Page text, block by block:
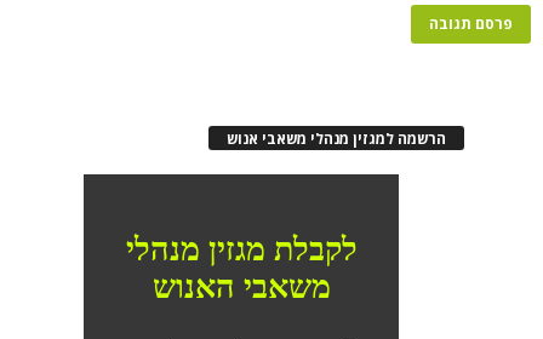
הרשמה למגזין מנהלי משאבי אנוש